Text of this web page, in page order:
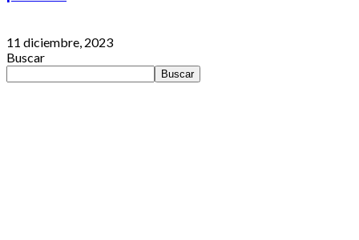
11 diciembre, 2023
Buscar
Buscar